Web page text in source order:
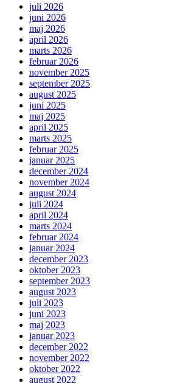
juli 2026
juni 2026
maj 2026
april 2026
marts 2026
februar 2026
november 2025
september 2025
august 2025
juni 2025
maj 2025
april 2025
marts 2025
februar 2025
januar 2025
december 2024
november 2024
august 2024
juli 2024
april 2024
marts 2024
februar 2024
januar 2024
december 2023
oktober 2023
september 2023
august 2023
juli 2023
juni 2023
maj 2023
januar 2023
december 2022
november 2022
oktober 2022
august 2022